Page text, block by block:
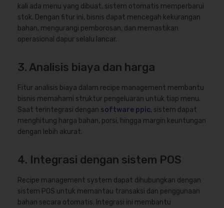
kali ada menu yang dibuat, sistem otomatis memperbarui
stok. Dengan fitur ini, bisnis dapat mencegah kekurangan
bahan, mengurangi pemborosan, dan memastikan
operasional dapur selalu lancar.
3. Analisis biaya dan harga
Fitur analisis biaya dalam recipe management membantu
bisnis memahami struktur pengeluaran untuk tiap menu.
Saat terintegrasi dengan software ppic, sistem dapat
menghitung harga bahan, porsi, hingga margin keuntungan
dengan lebih akurat.
4. Integrasi dengan sistem POS
Recipe management system dapat dihubungkan dengan
sistem POS untuk memantau transaksi dan penggunaan
bahan secara otomatis. Integrasi ini membantu